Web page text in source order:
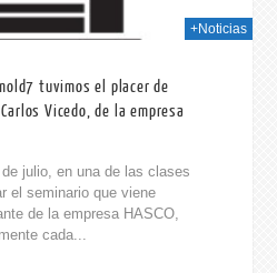
+Noticias
tuvimos el placer de
Vicedo, de la empresa
julio, en una de las clases
el seminario que viene
de la empresa HASCO,
cada...